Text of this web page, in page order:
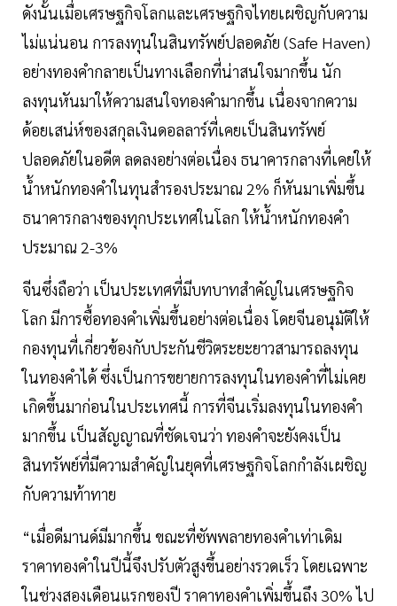
ดังนั้นเมื่อเศรษฐกิจโลกและเศรษฐกิจไทยเผชิญกับความ
ไม่แน่นอน การลงทุนในสินทรัพย์ปลอดภัย (Safe Haven)
อย่างทองคำกลายเป็นทางเลือกที่น่าสนใจมากขึ้น นัก
ลงทุนหันมาให้ความสนใจทองคำมากขึ้น เนื่องจากความ
ด้อยเสน่ห์ของสกุลเงินดอลลาร์ที่เคยเป็นสินทรัพย์
ปลอดภัยในอดีต ลดลงอย่างต่อเนื่อง ธนาคารกลางที่เคยให้
น้ำหนักทองคำในทุนสำรองประมาณ 2% ก็หันมาเพิ่มขึ้น
ธนาคารกลางของทุกประเทศในโลก ให้น้ำหนักทองคำ
ประมาณ 2-3%
จีนซึ่งถือว่า เป็นประเทศที่มีบทบาทสำคัญในเศรษฐกิจ
โลก มีการซื้อทองคำเพิ่มขึ้นอย่างต่อเนื่อง โดยจีนอนุมัติให้
กองทุนที่เกี่ยวข้องกับประกันชีวิตระยะยาวสามารถลงทุน
ในทองคำได้ ซึ่งเป็นการขยายการลงทุนในทองคำที่ไม่เคย
เกิดขึ้นมาก่อนในประเทศนี้ การที่จีนเริ่มลงทุนในทองคำ
มากขึ้น เป็นสัญญาณที่ชัดเจนว่า ทองคำจะยังคงเป็น
สินทรัพย์ที่มีความสำคัญในยุคที่เศรษฐกิจโลกกำลังเผชิญ
กับความท้าทาย
“เมื่อดีมานด์มีมากขึ้น ขณะที่ซัพพลายทองคำเท่าเดิม
ราคาทองคำในปีนี้จึงปรับตัวสูงขึ้นอย่างรวดเร็ว โดยเฉพาะ
ในช่วงสองเดือนแรกของปี ราคาทองคำเพิ่มขึ้นถึง 30% ไป